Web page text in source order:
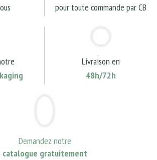
pour toute commande par CB
Livraison en
48h/72h
Demandez notre
catalogue gratuitement